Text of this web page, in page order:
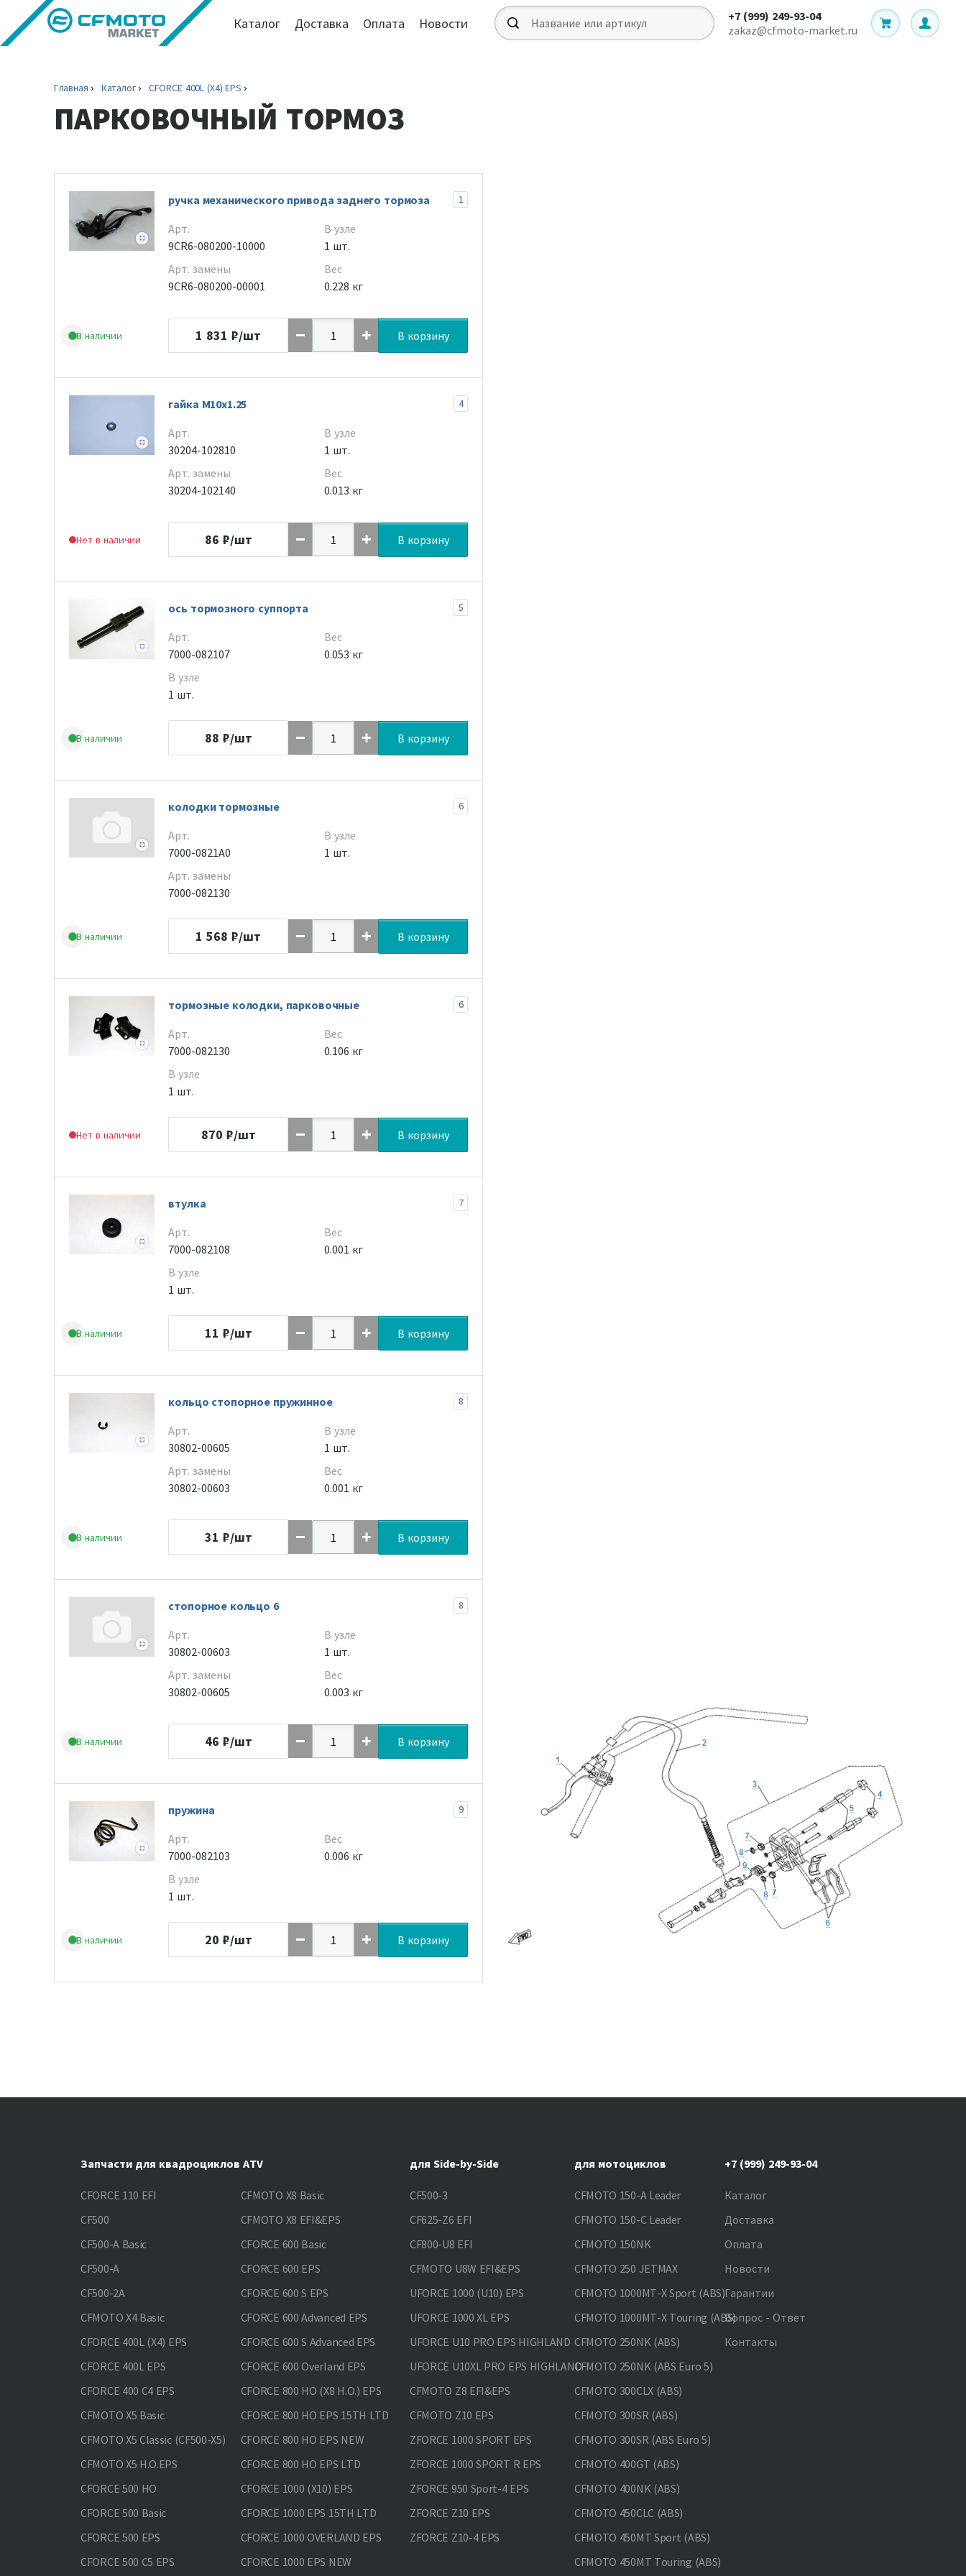
Каталог Доставка Оплата Новости
+7 (999) 249-93-04
zakaz@cfmoto-market.ru
Главная Каталог CFORCE 400L (X4) EPS
ПАРКОВОЧНЫЙ ТОРМОЗ
В наличии
ручка механического привода заднего тормоза 1
Арт.
9CR6-080200-10000
Арт. замены
9CR6-080200-00001
В узле
1 шт.
Вес
0.228 кг
1 831 ₽/шт В корзину
Нет в наличии
гайка M10x1.25 4
Арт.
30204-102810
Арт. замены
30204-102140
В узле
1 шт.
Вес
0.013 кг
86 ₽/шт В корзину
В наличии
ось тормозного суппорта 5
Арт.
7000-082107
В узле
1 шт.
Вес
0.053 кг
88 ₽/шт В корзину
В наличии
колодки тормозные 6
Арт.
7000-0821A0
Арт. замены
7000-082130
В узле
1 шт.
1 568 ₽/шт В корзину
Нет в наличии
тормозные колодки, парковочные 6
Арт.
7000-082130
В узле
1 шт.
Вес
0.106 кг
870 ₽/шт В корзину
В наличии
втулка 7
Арт.
7000-082108
В узле
1 шт.
Вес
0.001 кг
11 ₽/шт В корзину
В наличии
кольцо стопорное пружинное 8
Арт.
30802-00605
Арт. замены
30802-00603
В узле
1 шт.
Вес
0.001 кг
31 ₽/шт В корзину
В наличии
стопорное кольцо 6 8
Арт.
30802-00603
Арт. замены
30802-00605
В узле
1 шт.
Вес
0.003 кг
46 ₽/шт В корзину
В наличии
пружина 9
Арт.
7000-082103
В узле
1 шт.
Вес
0.006 кг
20 ₽/шт В корзину
Запчасти для квадроциклов ATV
CFORCE 110 EFI
CF500
CF500-A Basic
CF500-A
CF500-2A
CFMOTO X4 Basic
CFORCE 400L (X4) EPS
CFORCE 400L EPS
CFORCE 400 С4 EPS
CFMOTO X5 Basic
CFMOTO X5 Classic (CF500-X5)
CFMOTO X5 H.O.EPS
CFORCE 500 HO
CFORCE 500 Basic
CFORCE 500 EPS
CFORCE 500 С5 EPS
CFMOTO X8 Basic
CFMOTO X8 EFI&EPS
CFORCE 600 Basic
CFORCE 600 EPS
CFORCE 600 S EPS
CFORCE 600 Advanced EPS
CFORCE 600 S Advanced EPS
CFORCE 600 Overland EPS
CFORCE 800 HO (X8 H.O.) EPS
CFORCE 800 HO EPS 15TH LTD
CFORCE 800 HO EPS NEW
CFORCE 800 HO EPS LTD
CFORCE 1000 (X10) EPS
CFORCE 1000 EPS 15TH LTD
CFORCE 1000 OVERLAND EPS
CFORCE 1000 EPS NEW
для Side-by-Side
CF500-3
CF625-Z6 EFI
CF800-U8 EFI
CFMOTO U8W EFI&EPS
UFORCE 1000 (U10) EPS
UFORCE 1000 XL EPS
UFORCE U10 PRO EPS HIGHLAND
UFORCE U10XL PRO EPS HIGHLAND
CFMOTO Z8 EFI&EPS
CFMOTO Z10 EPS
ZFORCE 1000 SPORT EPS
ZFORCE 1000 SPORT R EPS
ZFORCE 950 Sport-4 EPS
ZFORCE Z10 EPS
ZFORCE Z10-4 EPS
для мотоциклов
CFMOTO 150-A Leader
CFMOTO 150-C Leader
CFMOTO 150NK
CFMOTO 250 JETMAX
CFMOTO 1000MT-X Sport (ABS)
CFMOTO 1000MT-X Touring (ABS)
CFMOTO 250NK (ABS)
CFMOTO 250NK (ABS Euro 5)
CFMOTO 300CLX (ABS)
CFMOTO 300SR (ABS)
CFMOTO 300SR (ABS Euro 5)
CFMOTO 400GT (ABS)
CFMOTO 400NK (ABS)
CFMOTO 450CLC (ABS)
CFMOTO 450MT Sport (ABS)
CFMOTO 450MT Touring (ABS)
+7 (999) 249-93-04
Каталог
Доставка
Оплата
Новости
Гарантии
Вопрос - Ответ
Контакты